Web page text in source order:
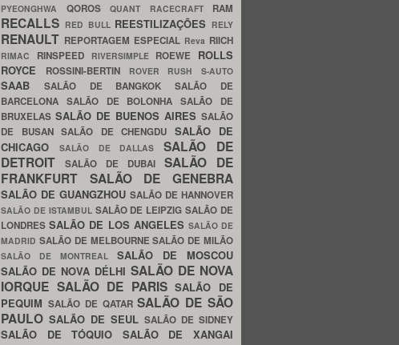
PYEONGHWA QOROS QUANT RACECRAFT RAM
RECALLS RED BULL REESTILIZAÇÕES RELY
RENAULT REPORTAGEM ESPECIAL Reva RIICH
RIMAC RINSPEED RIVERSIMPLE ROEWE ROLLS
ROYCE
ROSSINI-BERTIN ROVER RUSH S-AUTO
SAAB SALÃO DE BANGKOKSALÃO DE
BARCELONA SALÃO DE BOLONHASALÃO DE
BRUXELAS SALÃO DE BUENOS AIRES SALÃO
DE BUSAN SALÃO DE CHENGDU SALÃO DE
CHICAGO
SALÃO DE DALLASSALÃO DE
DETROIT
SALÃO DE DUBAI SALÃO DE
FRANKFURT SALÃO DE GENEBRA
SALÃO DE GUANGZHOU SALÃO DE HANNOVER
SALÃO DE ISTAMBUL SALÃO DE LEIPZIGSALÃO DE
LONDRESSALÃO DE LOS ANGELES SALÃO DE
MADRID SALÃO DE MELBOURNESALÃO DE MILÃO
SALÃO DE MONTREAL SALÃO DE MOSCOU
SALÃO DE NOVA DÉLHI SALÃO DE NOVA
IORQUE SALÃO DE PARISSALÃO DE
PEQUIM SALÃO DE QATARSALÃO DE SÃO
PAULO SALÃO DE SEUL SALÃO DE SIDNEY
SALÃO DE TÓQUIO SALÃO DE XANGAI